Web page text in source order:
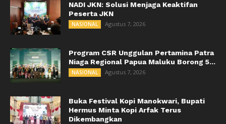
NADI JKN: Solusi Menjaga Keaktifan
Peserta JKN
NASIONAL Agustus 7, 2026
Program CSR Unggulan Pertamina Patra
Niaga Regional Papua Maluku Borong 5...
NASIONAL Agustus 7, 2026
Buka Festival Kopi Manokwari, Bupati
Hermus Minta Kopi Arfak Terus
Dikembangkan